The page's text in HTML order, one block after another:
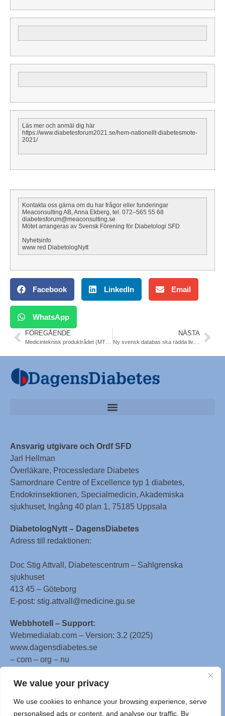
We value your privacy
We use cookies to enhance your browsing experience, serve
personalised ads or content, and analyse our traffic. By
Läs mer och anmäl dig här
https://www.diabetesforum2021.se/hem-nationellt-diabetesmote-
2021/
Kontakta oss gärna om du har frågor eller funderingar
Meaconsulting AB, Anna Ekberg, tel. 072–565 55 68
diabetesforum@meaconsulting.se
Mötet arrangeras av Svensk Förening för Diabetologi SFD
Nyhetsinfo
www red DiabetologNytt
Facebook LinkedIn Email
WhatsApp
FÖREGÅENDE NÄSTA
Ansvarig utgivare och Ordf SFD
Jarl Hellman
Överläkare, Processledare Diabetes
Samordnare Centre of Excellence typ 1 diabetes,
Endokrinsektionen, Specialmedicin, Akademiska
sjukhuset, Ingång 40 plan 1, 75185 Uppsala
DiabetologNytt – DagensDiabetes
Adress till redaktionen:
Doc Stig Attvall, Diabetescentrum – Sahlgrenska
sjukhuset
413 45 – Göteborg
E-post: stig.attvall@medicine.gu.se
Webbhotell – Support:
Webmedialab.com – Version: 3.2 (2025)
www.dagensdiabetes.se
– com – org – nu
All material on this website
WebMD LLC. This website also contains material